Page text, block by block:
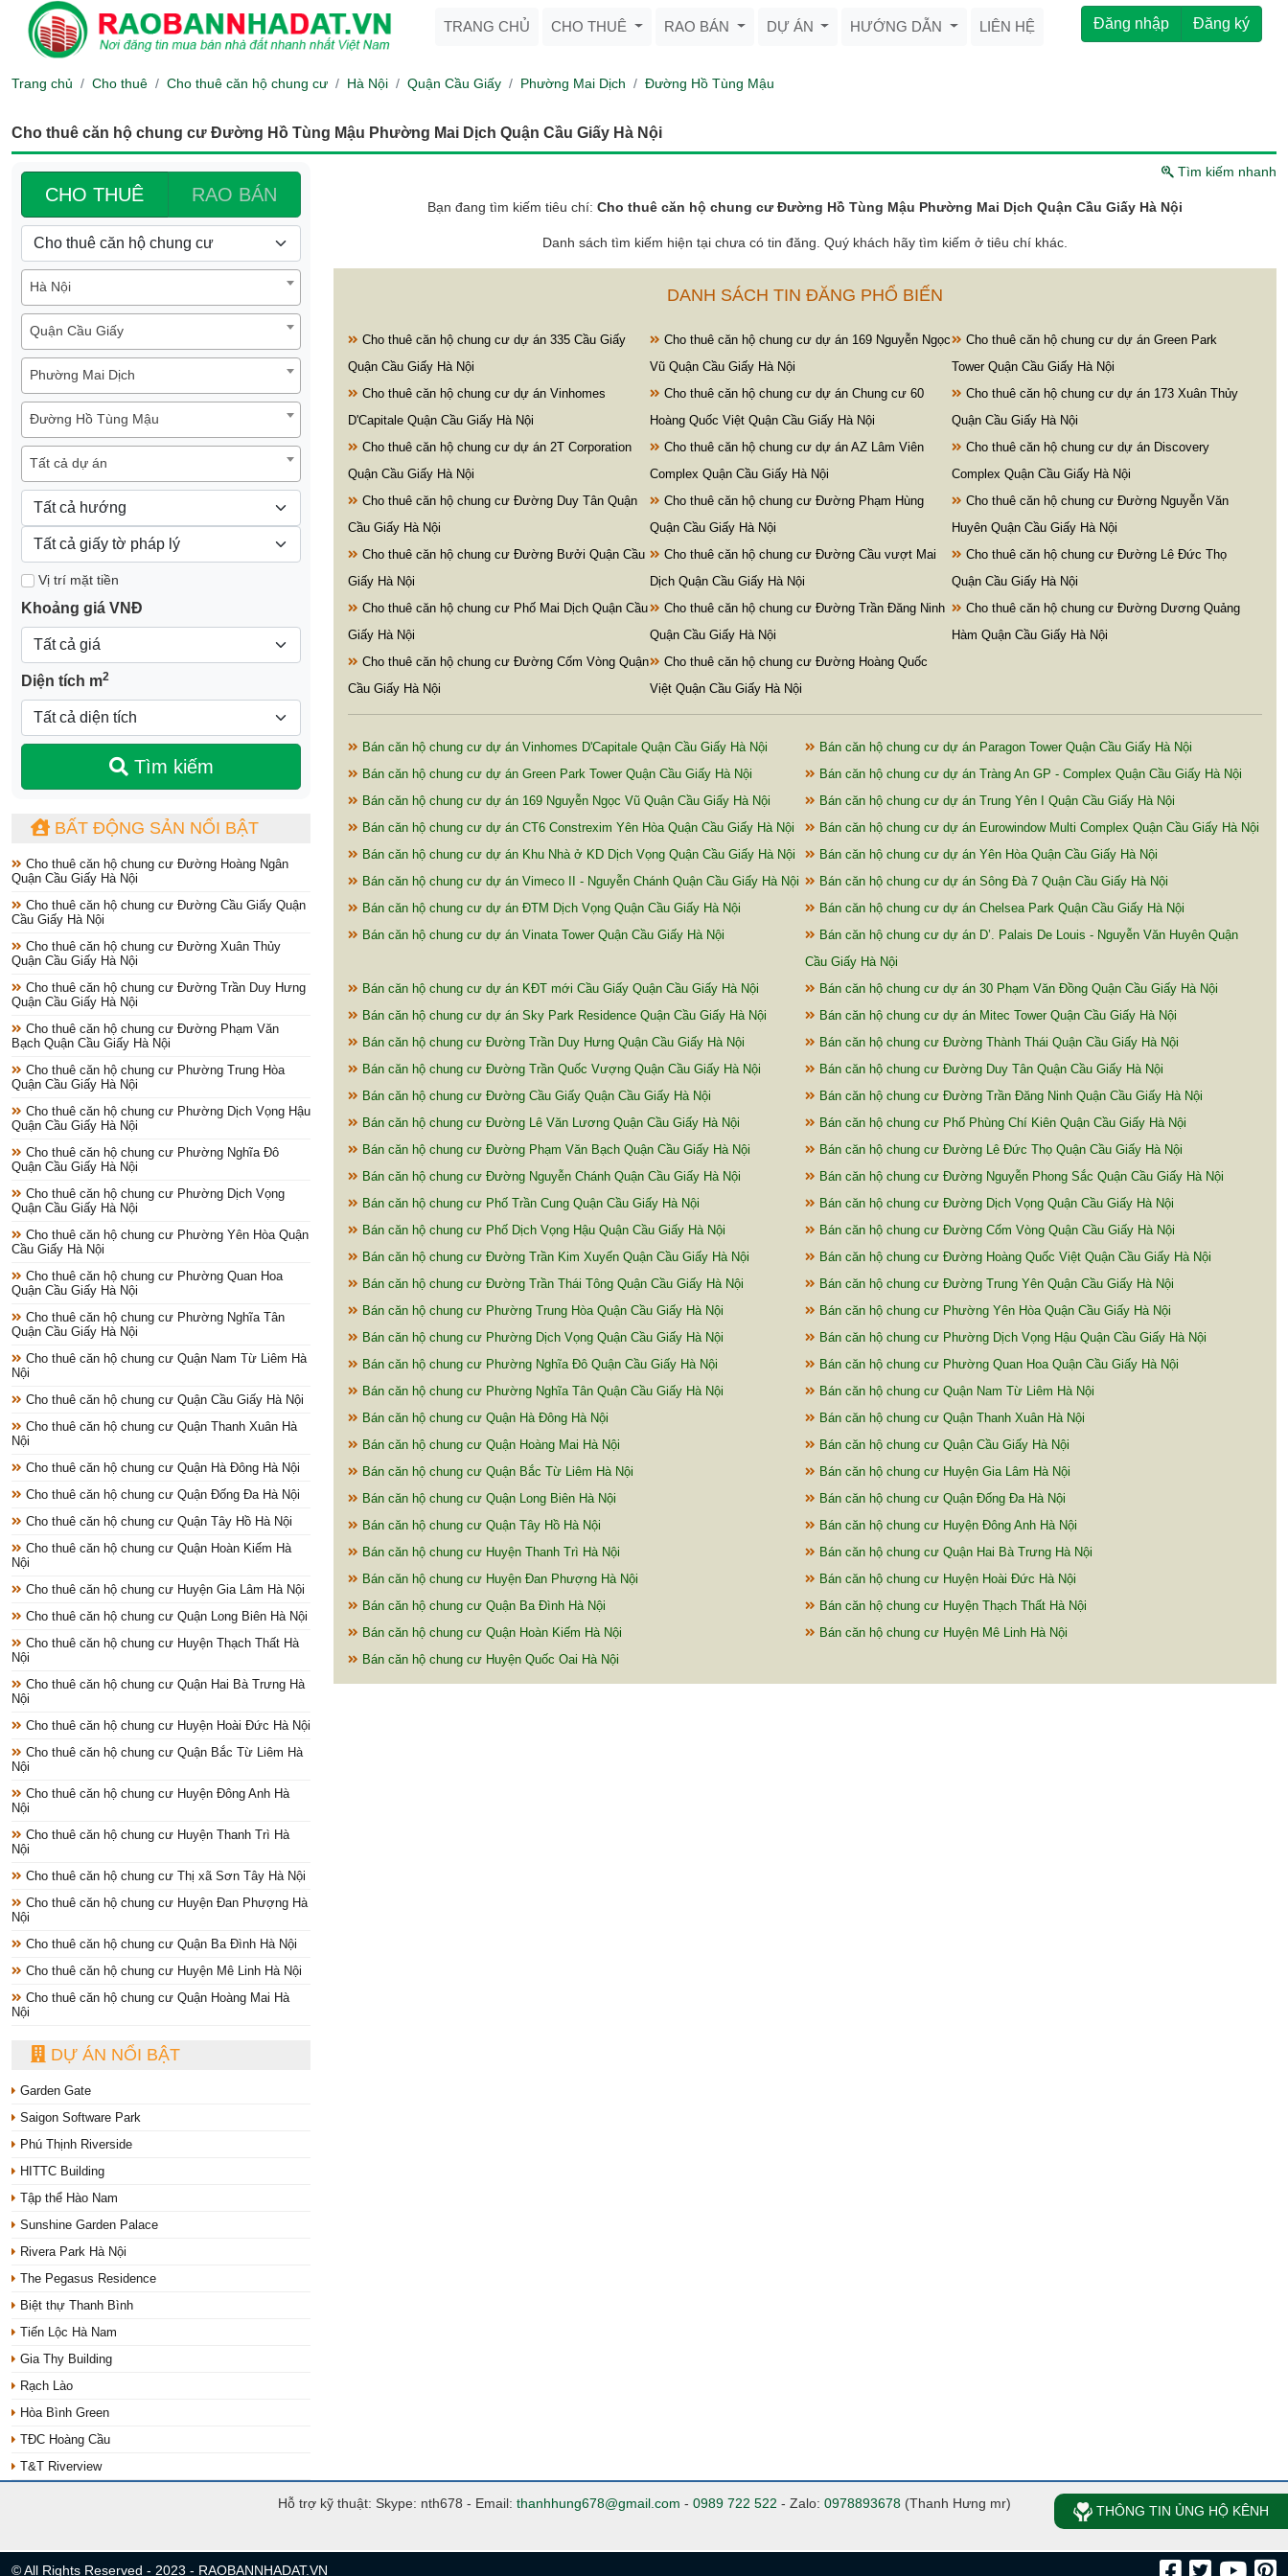
TRANG CHỦ CHO THUÊ RAO BÁN DỰ ÁN HƯỚNG DẪN LIÊN HỆ Đăng nhập Đăng ký
Trang chủ Cho thuê Cho thuê căn hộ chung cư Hà Nội Quận Cầu Giấy Phường Mai Dịch Đường Hồ Tùng Mậu
Cho thuê căn hộ chung cư Đường Hồ Tùng Mậu Phường Mai Dịch Quận Cầu Giấy Hà Nội
CHO THUÊ RAO BÁN
Hà Nội
Quận Cầu Giấy
Phường Mai Dịch
Đường Hồ Tùng Mậu
Tất cả dự án
Vị trí mặt tiền
Khoảng giá VNĐ
Diện tích m2
Tìm kiếm
BẤT ĐỘNG SẢN NỔI BẬT
Cho thuê căn hộ chung cư Đường Hoàng Ngân
Quận Cầu Giấy Hà Nội
Cho thuê căn hộ chung cư Đường Cầu Giấy Quận
Cầu Giấy Hà Nội
Cho thuê căn hộ chung cư Đường Xuân Thủy
Quận Cầu Giấy Hà Nội
Cho thuê căn hộ chung cư Đường Trần Duy Hưng
Quận Cầu Giấy Hà Nội
Cho thuê căn hộ chung cư Đường Phạm Văn
Bạch Quận Cầu Giấy Hà Nội
Cho thuê căn hộ chung cư Phường Trung Hòa
Quận Cầu Giấy Hà Nội
Cho thuê căn hộ chung cư Phường Dịch Vọng Hậu
Quận Cầu Giấy Hà Nội
Cho thuê căn hộ chung cư Phường Nghĩa Đô
Quận Cầu Giấy Hà Nội
Cho thuê căn hộ chung cư Phường Dịch Vọng
Quận Cầu Giấy Hà Nội
Cho thuê căn hộ chung cư Phường Yên Hòa Quận
Cầu Giấy Hà Nội
Cho thuê căn hộ chung cư Phường Quan Hoa
Quận Cầu Giấy Hà Nội
Cho thuê căn hộ chung cư Phường Nghĩa Tân
Quận Cầu Giấy Hà Nội
Cho thuê căn hộ chung cư Quận Nam Từ Liêm Hà
Nội
Cho thuê căn hộ chung cư Quận Cầu Giấy Hà Nội
Cho thuê căn hộ chung cư Quận Thanh Xuân Hà
Nội
Cho thuê căn hộ chung cư Quận Hà Đông Hà Nội
Cho thuê căn hộ chung cư Quận Đống Đa Hà Nội
Cho thuê căn hộ chung cư Quận Tây Hồ Hà Nội
Cho thuê căn hộ chung cư Quận Hoàn Kiếm Hà
Nội
Cho thuê căn hộ chung cư Huyện Gia Lâm Hà Nội
Cho thuê căn hộ chung cư Quận Long Biên Hà Nội
Cho thuê căn hộ chung cư Huyện Thạch Thất Hà
Nội
Cho thuê căn hộ chung cư Quận Hai Bà Trưng Hà
Nội
Cho thuê căn hộ chung cư Huyện Hoài Đức Hà Nội
Cho thuê căn hộ chung cư Quận Bắc Từ Liêm Hà
Nội
Cho thuê căn hộ chung cư Huyện Đông Anh Hà
Nội
Cho thuê căn hộ chung cư Huyện Thanh Trì Hà
Nội
Cho thuê căn hộ chung cư Thị xã Sơn Tây Hà Nội
Cho thuê căn hộ chung cư Huyện Đan Phượng Hà
Nội
Cho thuê căn hộ chung cư Quận Ba Đình Hà Nội
Cho thuê căn hộ chung cư Huyện Mê Linh Hà Nội
Cho thuê căn hộ chung cư Quận Hoàng Mai Hà
Nội
DỰ ÁN NỔI BẬT
Garden Gate
Saigon Software Park
Phú Thịnh Riverside
HITTC Building
Tập thể Hào Nam
Sunshine Garden Palace
Rivera Park Hà Nội
The Pegasus Residence
Biệt thự Thanh Bình
Tiến Lộc Hà Nam
Gia Thy Building
Rạch Lào
Hòa Bình Green
TĐC Hoàng Cầu
T&T Riverview
Tìm kiếm nhanh
Bạn đang tìm kiếm tiêu chí: Cho thuê căn hộ chung cư Đường Hồ Tùng Mậu Phường Mai Dịch Quận Cầu Giấy Hà Nội
Danh sách tìm kiếm hiện tại chưa có tin đăng. Quý khách hãy tìm kiếm ở tiêu chí khác.
DANH SÁCH TIN ĐĂNG PHỔ BIẾN
Cho thuê căn hộ chung cư dự án 335 Cầu Giấy
Quận Cầu Giấy Hà Nội
Cho thuê căn hộ chung cư dự án 169 Nguyễn Ngọc
Vũ Quận Cầu Giấy Hà Nội
Cho thuê căn hộ chung cư dự án Green Park
Tower Quận Cầu Giấy Hà Nội
Cho thuê căn hộ chung cư dự án Vinhomes
D'Capitale Quận Cầu Giấy Hà Nội
Cho thuê căn hộ chung cư dự án Chung cư 60
Hoàng Quốc Việt Quận Cầu Giấy Hà Nội
Cho thuê căn hộ chung cư dự án 173 Xuân Thủy
Quận Cầu Giấy Hà Nội
Cho thuê căn hộ chung cư dự án 2T Corporation
Quận Cầu Giấy Hà Nội
Cho thuê căn hộ chung cư dự án AZ Lâm Viên
Complex Quận Cầu Giấy Hà Nội
Cho thuê căn hộ chung cư dự án Discovery
Complex Quận Cầu Giấy Hà Nội
Cho thuê căn hộ chung cư Đường Duy Tân Quận
Cầu Giấy Hà Nội
Cho thuê căn hộ chung cư Đường Phạm Hùng
Quận Cầu Giấy Hà Nội
Cho thuê căn hộ chung cư Đường Nguyễn Văn
Huyên Quận Cầu Giấy Hà Nội
Cho thuê căn hộ chung cư Đường Bưởi Quận Cầu
Giấy Hà Nội
Cho thuê căn hộ chung cư Đường Cầu vượt Mai
Dịch Quận Cầu Giấy Hà Nội
Cho thuê căn hộ chung cư Đường Lê Đức Thọ
Quận Cầu Giấy Hà Nội
Cho thuê căn hộ chung cư Phố Mai Dịch Quận Cầu
Giấy Hà Nội
Cho thuê căn hộ chung cư Đường Trần Đăng Ninh
Quận Cầu Giấy Hà Nội
Cho thuê căn hộ chung cư Đường Dương Quảng
Hàm Quận Cầu Giấy Hà Nội
Cho thuê căn hộ chung cư Đường Cốm Vòng Quận
Cầu Giấy Hà Nội
Cho thuê căn hộ chung cư Đường Hoàng Quốc
Việt Quận Cầu Giấy Hà Nội
Bán căn hộ chung cư dự án Vinhomes D'Capitale Quận Cầu Giấy Hà Nội
Bán căn hộ chung cư dự án Paragon Tower Quận Cầu Giấy Hà Nội
Bán căn hộ chung cư dự án Green Park Tower Quận Cầu Giấy Hà Nội
Bán căn hộ chung cư dự án Tràng An GP - Complex Quận Cầu Giấy Hà Nội
Bán căn hộ chung cư dự án 169 Nguyễn Ngọc Vũ Quận Cầu Giấy Hà Nội
Bán căn hộ chung cư dự án Trung Yên I Quận Cầu Giấy Hà Nội
Bán căn hộ chung cư dự án CT6 Constrexim Yên Hòa Quận Cầu Giấy Hà Nội
Bán căn hộ chung cư dự án Eurowindow Multi Complex Quận Cầu Giấy Hà Nội
Bán căn hộ chung cư dự án Khu Nhà ở KD Dịch Vọng Quận Cầu Giấy Hà Nội
Bán căn hộ chung cư dự án Yên Hòa Quận Cầu Giấy Hà Nội
Bán căn hộ chung cư dự án Vimeco II - Nguyễn Chánh Quận Cầu Giấy Hà Nội
Bán căn hộ chung cư dự án Sông Đà 7 Quận Cầu Giấy Hà Nội
Bán căn hộ chung cư dự án ĐTM Dịch Vọng Quận Cầu Giấy Hà Nội
Bán căn hộ chung cư dự án Chelsea Park Quận Cầu Giấy Hà Nội
Bán căn hộ chung cư dự án Vinata Tower Quận Cầu Giấy Hà Nội
Bán căn hộ chung cư dự án D’. Palais De Louis - Nguyễn Văn Huyên Quận
Cầu Giấy Hà Nội
Bán căn hộ chung cư dự án KĐT mới Cầu Giấy Quận Cầu Giấy Hà Nội
Bán căn hộ chung cư dự án 30 Phạm Văn Đồng Quận Cầu Giấy Hà Nội
Bán căn hộ chung cư dự án Sky Park Residence Quận Cầu Giấy Hà Nội
Bán căn hộ chung cư dự án Mitec Tower Quận Cầu Giấy Hà Nội
Bán căn hộ chung cư Đường Trần Duy Hưng Quận Cầu Giấy Hà Nội
Bán căn hộ chung cư Đường Thành Thái Quận Cầu Giấy Hà Nội
Bán căn hộ chung cư Đường Trần Quốc Vượng Quận Cầu Giấy Hà Nội
Bán căn hộ chung cư Đường Duy Tân Quận Cầu Giấy Hà Nội
Bán căn hộ chung cư Đường Cầu Giấy Quận Cầu Giấy Hà Nội
Bán căn hộ chung cư Đường Trần Đăng Ninh Quận Cầu Giấy Hà Nội
Bán căn hộ chung cư Đường Lê Văn Lương Quận Cầu Giấy Hà Nội
Bán căn hộ chung cư Phố Phùng Chí Kiên Quận Cầu Giấy Hà Nội
Bán căn hộ chung cư Đường Phạm Văn Bạch Quận Cầu Giấy Hà Nội
Bán căn hộ chung cư Đường Lê Đức Thọ Quận Cầu Giấy Hà Nội
Bán căn hộ chung cư Đường Nguyễn Chánh Quận Cầu Giấy Hà Nội
Bán căn hộ chung cư Đường Nguyễn Phong Sắc Quận Cầu Giấy Hà Nội
Bán căn hộ chung cư Phố Trần Cung Quận Cầu Giấy Hà Nội
Bán căn hộ chung cư Đường Dịch Vọng Quận Cầu Giấy Hà Nội
Bán căn hộ chung cư Phố Dịch Vọng Hậu Quận Cầu Giấy Hà Nội
Bán căn hộ chung cư Đường Cốm Vòng Quận Cầu Giấy Hà Nội
Bán căn hộ chung cư Đường Trần Kim Xuyến Quận Cầu Giấy Hà Nội
Bán căn hộ chung cư Đường Hoàng Quốc Việt Quận Cầu Giấy Hà Nội
Bán căn hộ chung cư Đường Trần Thái Tông Quận Cầu Giấy Hà Nội
Bán căn hộ chung cư Đường Trung Yên Quận Cầu Giấy Hà Nội
Bán căn hộ chung cư Phường Trung Hòa Quận Cầu Giấy Hà Nội
Bán căn hộ chung cư Phường Yên Hòa Quận Cầu Giấy Hà Nội
Bán căn hộ chung cư Phường Dịch Vọng Quận Cầu Giấy Hà Nội
Bán căn hộ chung cư Phường Dịch Vọng Hậu Quận Cầu Giấy Hà Nội
Bán căn hộ chung cư Phường Nghĩa Đô Quận Cầu Giấy Hà Nội
Bán căn hộ chung cư Phường Quan Hoa Quận Cầu Giấy Hà Nội
Bán căn hộ chung cư Phường Nghĩa Tân Quận Cầu Giấy Hà Nội
Bán căn hộ chung cư Quận Nam Từ Liêm Hà Nội
Bán căn hộ chung cư Quận Hà Đông Hà Nội
Bán căn hộ chung cư Quận Thanh Xuân Hà Nội
Bán căn hộ chung cư Quận Hoàng Mai Hà Nội
Bán căn hộ chung cư Quận Cầu Giấy Hà Nội
Bán căn hộ chung cư Quận Bắc Từ Liêm Hà Nội
Bán căn hộ chung cư Huyện Gia Lâm Hà Nội
Bán căn hộ chung cư Quận Long Biên Hà Nội
Bán căn hộ chung cư Quận Đống Đa Hà Nội
Bán căn hộ chung cư Quận Tây Hồ Hà Nội
Bán căn hộ chung cư Huyện Đông Anh Hà Nội
Bán căn hộ chung cư Huyện Thanh Trì Hà Nội
Bán căn hộ chung cư Quận Hai Bà Trưng Hà Nội
Bán căn hộ chung cư Huyện Đan Phượng Hà Nội
Bán căn hộ chung cư Huyện Hoài Đức Hà Nội
Bán căn hộ chung cư Quận Ba Đình Hà Nội
Bán căn hộ chung cư Huyện Thạch Thất Hà Nội
Bán căn hộ chung cư Quận Hoàn Kiếm Hà Nội
Bán căn hộ chung cư Huyện Mê Linh Hà Nội
Bán căn hộ chung cư Huyện Quốc Oai Hà Nội
Hỗ trợ kỹ thuật: Skype: nth678 - Email: thanhhung678@gmail.com - 0989 722 522 - Zalo: 0978893678(Thanh Hưng mr)
© All Rights Reserved - 2023 - RAOBANNHADAT.VN
THÔNG TIN ỦNG HỘ KÊNH